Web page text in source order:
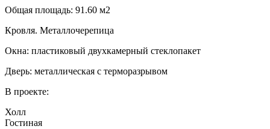
Общая площадь: 91.60 м2
Кровля. Металлочерепица
Окна: пластиковый двухкамерный стеклопакет
Дверь: металлическая с терморазрывом
В проекте:
Холл
Гостиная